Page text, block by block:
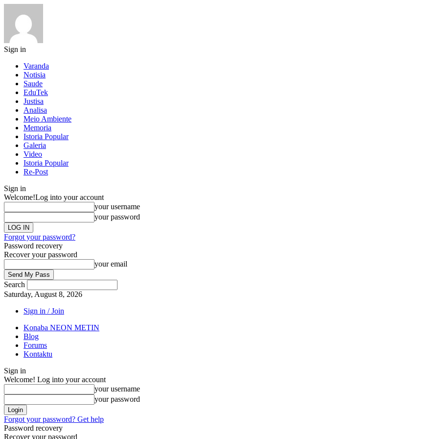
Sign in
Varanda
Notisia
Saude
EduTek
Justisa
Analisa
Meio Ambiente
Memoria
Istoria Popular
Galeria
Video
Istoria Popular
Re-Post
Sign in
Welcome!Log into your account
your username
your password
Forgot your password?
Password recovery
Recover your password
your email
Search
Saturday, August 8, 2026
Sign in / Join
Konaba NEON METIN
Blog
Forums
Kontaktu
Sign in
Welcome! Log into your account
your username
your password
Forgot your password? Get help
Password recovery
Recover your password